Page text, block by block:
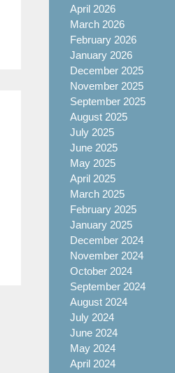
April 2026
March 2026
February 2026
January 2026
December 2025
November 2025
September 2025
August 2025
July 2025
June 2025
May 2025
April 2025
March 2025
February 2025
January 2025
December 2024
November 2024
October 2024
September 2024
August 2024
July 2024
June 2024
May 2024
April 2024